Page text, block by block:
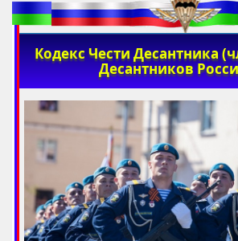
Кодекс Чести Десантника
Десантников